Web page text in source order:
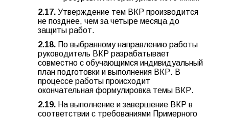
2.17. Утверждение тем ВКР производится
не позднее, чем за четыре месяца до
защиты работ.
2.18. По выбранному направлению работы
руководитель ВКР разрабатывает
совместно с обучающимся индивидуальный
план подготовки и выполнения ВКР. В
процессе работы происходит
окончательная формулировка темы ВКР.
2.19. На выполнение и завершение ВКР в
соответствии с требованиями Примерного